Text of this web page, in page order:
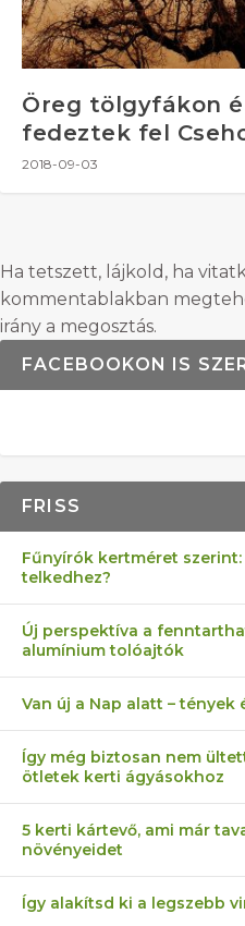
Öreg tölgyfákon
fedeztek fel
2018-09-03
Ha tetszett, lájkold, ha
kommentablakban
irány a megosztás.
FACEBOOKON IS
FRISS
Fűnyírók kertméret
telkedhez?
Új perspektíva a
alumínium tolóajtók
Van új a Nap alatt –
Így még biztosan nem
ötletek kerti ágyásokhoz
5 kerti kártevő, ami már
növényeidet
Így alakítsd ki a legszebb